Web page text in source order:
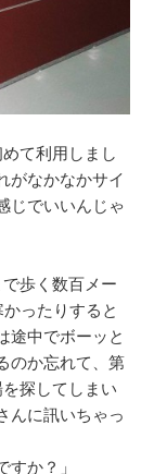
て利用しまし
がなかなかサイ
じでいいんじゃ
歩く数百メー
ったりすると
途中でボーッと
のか忘れて、第
探してしまい
んに訊いちゃっ
すか？」